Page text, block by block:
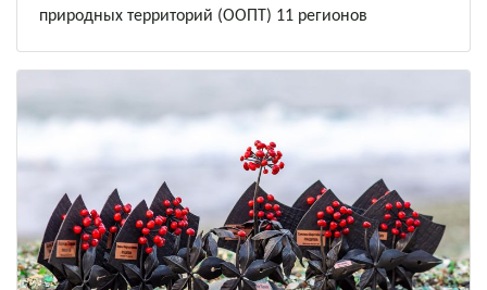
природных территорий (ООПТ) 11 регионов